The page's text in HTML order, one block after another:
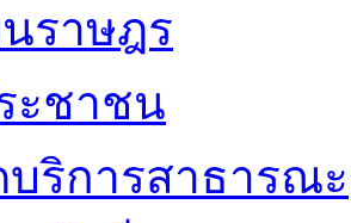
ราษฎร
ะชาชน
บริการสาธารณะ